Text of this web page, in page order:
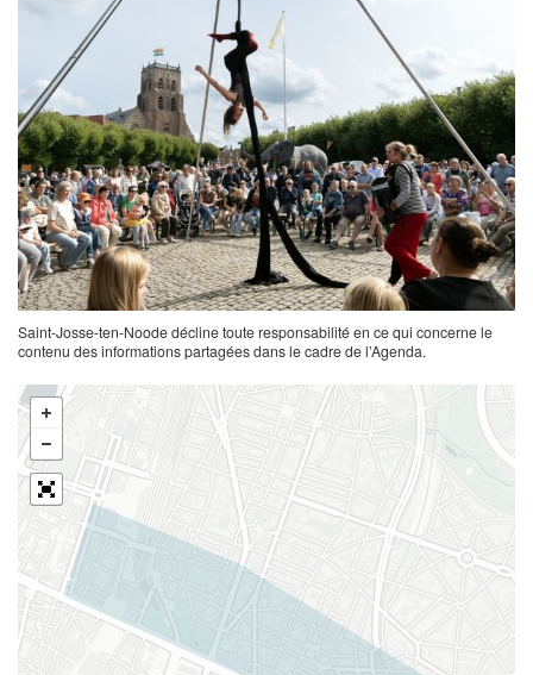
Saint-Josse-ten-Noode décline toute responsabilité en ce qui concerne le
contenu des informations partagées dans le cadre de l’Agenda.